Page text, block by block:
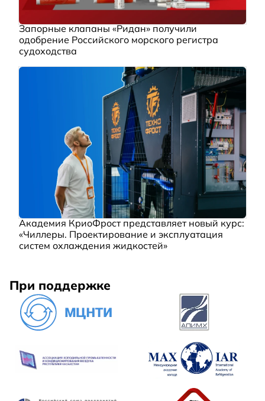
Запорные клапаны «Ридан» получили
одобрение Российского морского регистра
судоходства
Академия КриоФрост представляет новый курс:
«Чиллеры. Проектирование и эксплуатация
систем охлаждения жидкостей»
При поддержке